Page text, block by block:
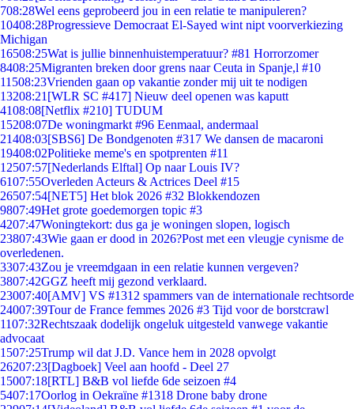
708:28Wel eens geprobeerd jou in een relatie te manipuleren?
10408:28Progressieve Democraat El-Sayed wint nipt voorverkiezing
Michigan
16508:25Wat is jullie binnenhuistemperatuur? #81 Horrorzomer
8408:25Migranten breken door grens naar Ceuta in Spanje,l #10
11508:23Vrienden gaan op vakantie zonder mij uit te nodigen
13208:21 [WLR SC #417] Nieuw deel openen was kaputt
4108:08[Netflix #210] TUDUM
15208:07De woningmarkt #96 Eenmaal, andermaal
21408:03[SBS6] De Bondgenoten #317 We dansen de macaroni
19408:02Politieke meme's en spotprenten #11
12507:57[Nederlands Elftal] Op naar Louis IV?
6107:55Overleden Acteurs & Actrices Deel #15
26507:54[NET5] Het blok 2026 #32 Blokkendozen
9807:49Het grote goedemorgen topic #3
4207:47Woningtekort: dus ga je woningen slopen, logisch
23807:43Wie gaan er dood in 2026?Post met een vleugje cynisme de
overledenen.
3307:43Zou je vreemdgaan in een relatie kunnen vergeven?
3807:42GGZ heeft mij gezond verklaard.
23007:40[AMV] VS #1312 spammers van de internationale rechtsorde
24007:39Tour de France femmes 2026 #3 Tijd voor de borstcrawl
1107:32Rechtszaak dodelijk ongeluk uitgesteld vanwege vakantie
advocaat
1507:25Trump wil dat J.D. Vance hem in 2028 opvolgt
26207:23[Dagboek] Veel aan hoofd - Deel 27
15007:18[RTL] B&B vol liefde 6de seizoen #4
5407:17Oorlog in Oekraïne #1318 Drone baby drone